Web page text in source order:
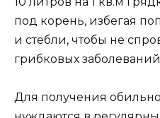
под корень, избегая
и стебли, чтобы не
грибковых
Для получения